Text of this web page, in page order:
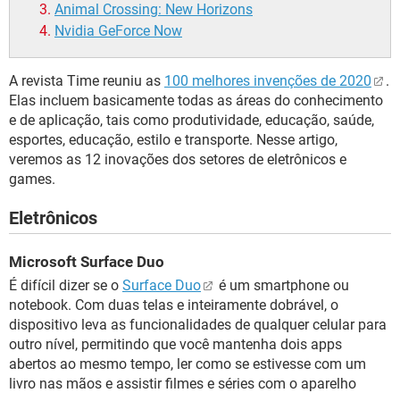
Animal Crossing: New Horizons
Nvidia GeForce Now
A revista Time reuniu as 100 melhores invenções de 2020
.
Elas incluem basicamente todas as áreas do conhecimento
e de aplicação, tais como produtividade, educação, saúde,
esportes, educação, estilo e transporte. Nesse artigo,
veremos as 12 inovações dos setores de eletrônicos e
games.
Eletrônicos
Microsoft Surface Duo
É difícil dizer se o Surface Duo
é um smartphone ou
notebook. Com duas telas e inteiramente dobrável, o
dispositivo leva as funcionalidades de qualquer celular para
outro nível, permitindo que você mantenha dois apps
abertos ao mesmo tempo, ler como se estivesse com um
livro nas mãos e assistir filmes e séries com o aparelho